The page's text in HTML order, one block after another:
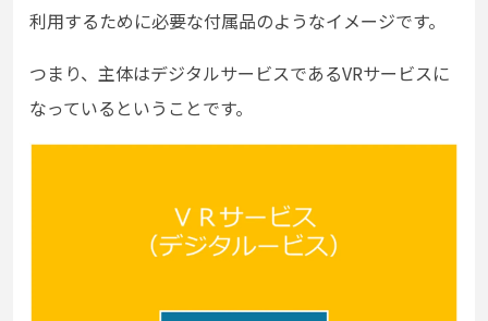
利用するために必要な付属品のようなイメージです。
つまり、主体はデジタルサービスであるVRサービスに
なっているということです。